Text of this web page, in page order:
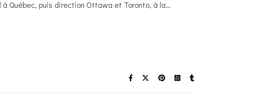
Québec, puis direction Ottawa et Toronto, à la…